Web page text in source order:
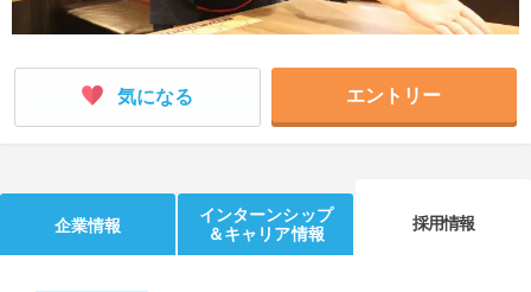
気になる エントリー
企業情報
インターンシップ
＆キャリア情報
採用情報